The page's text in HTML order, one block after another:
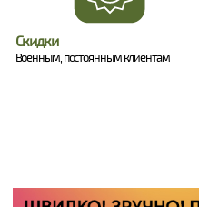
Скидки
Военным, постоянным клиентам